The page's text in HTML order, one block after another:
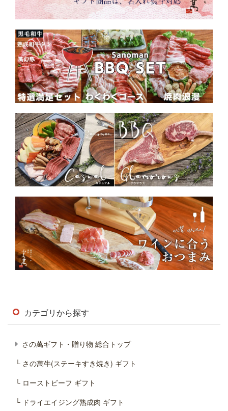
カテゴリから探す
さの萬ギフト・贈り物 総合トップ
└ さの萬牛(ステーキすき焼き) ギフト
└ ローストビーフ ギフト
└ ドライエイジング熟成肉 ギフト